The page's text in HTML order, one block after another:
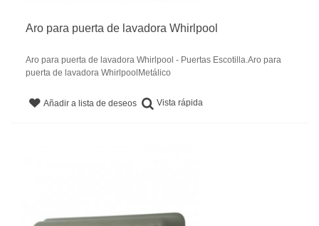
Aro para puerta de lavadora Whirlpool
Aro para puerta de lavadora Whirlpool - Puertas Escotilla.Aro para
puerta de lavadora WhirlpoolMetálico
Añadir a lista de deseos Vista rápida